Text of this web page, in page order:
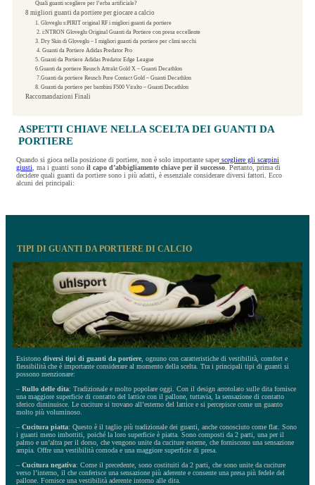
Quali guanti scegliere per l’erba artificiale?
8 migliori guanti da portiere per giocare a calcio
1. Gloveglu s:PIRIT original RF i migliori guanti da portiere
2. i:NTRON Gloveglu Original Guanti da Portiere con presa eccellente
3. Dry Skin di Gloveglu – I migliori guanti da portiere per climi secchi
4. Guanti da Portiere Adidas Predator Pro
5. Guanti da Portiere Adidas Predator Edge League
6.Guanti da portiere Reusch Attrakt Gold X – Guanti Decathlon
7.Guanti da portiere Reusch Pure Contact Gold – Guanti Decathlon
8. Guanti da portiere per bambini F500 Viralto – Guanti Decathlon
Raccomandazioni Finali
ASPETTI CHIAVE NELLA SCELTA DEI GUANTI DA
PORTIERE
Quando si gioca nella posizione di portiere, non è solo importante saperscegliere gli scarpini
giusti, ma i guanti sono il capo d’abbigliamento chiave per il successo. Pertanto, prima di
decidere quali guanti da portiere sono i più adatti, è essenziale considerare diversi fattori. Ecco
alcuni dei principali:
TIPI DI GUANTI DA PORTIERE DI CALCIO
Esistono diversi tipi di guanti da portiere , ognuno con caratteristiche di vestibilità, comfort e
flessibilità che è importante considerare al momento della scelta. Tra i principali tipi di guanti si
possono menzionare:
– Rullo delle dita: Tradizionale e molto popolare oggi. Con il design arrotolato sulle dita fornisce
una maggiore superficie di contatto del lattice con il pallone, tuttavia, la sensazione di contatto
sferico diminuisce. Le cuciture si trovano all’esterno del lattice e si percepisce come un guanto
molto più voluminoso.
– Cucitura piatta: Questo è il taglio più tradizionale dei guanti, anche conosciuto come flat. Sono
i guanti meno imbottiti, poiché la loro superficie è piatta. Sono composti da 2 parti, una per il
palmo e un’altra per il dorso, che vengono unite da cuciture esterne, che forniscono una sensazione
ampia. Offre una vestibilità comoda e una maggiore superficie di presa.
– Cucitura negativa: Come il precedente, sono costituiti da 2 parti, che sono unite da cuciture
verso l’interno, il che conferisce una sensazione più aderente e consente una presa più fedele del
pallone. Fornisce una vestibilità aderente intorno alle dita.